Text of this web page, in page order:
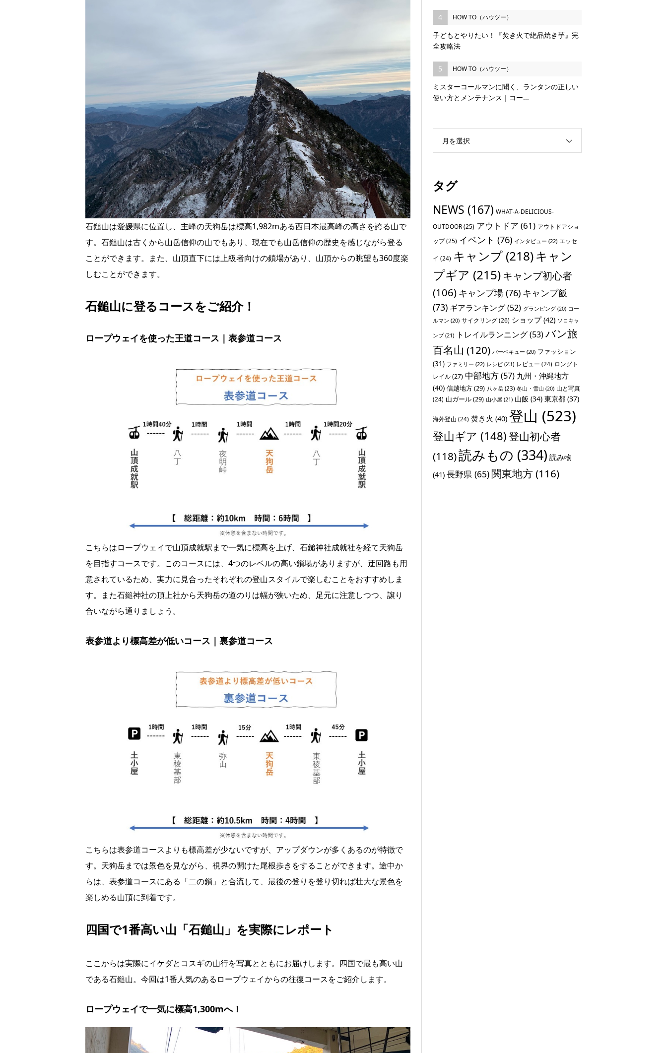
石鎚山は愛媛県に位置し、主峰の天狗岳は標高1,982mある西日本最高峰の高さを誇る山で
す。石鎚山は古くから山岳信仰の山でもあり、現在でも山岳信仰の歴史を感じながら登る
ことができます。また、山頂直下には上級者向けの鎖場があり、山頂からの眺望も360度楽
しむことができます。
石鎚山に登るコースをご紹介！
ロープウェイを使った王道コース｜表参道コース
こちらはロープウェイで山頂成就駅まで一気に標高を上げ、石鎚神社成就社を経て天狗岳
を目指すコースです。このコースには、4つのレベルの高い鎖場がありますが、迂回路も用
意されているため、実力に見合ったそれぞれの登山スタイルで楽しむことをおすすめしま
す。また石鎚神社の頂上社から天狗岳の道のりは幅が狭いため、足元に注意しつつ、譲り
合いながら通りましょう。
表参道より標高差が低いコース｜裏参道コース
こちらは表参道コースよりも標高差が少ないですが、アップダウンが多くあるのが特徴で
す。天狗岳までは景色を見ながら、視界の開けた尾根歩きをすることができます。途中か
らは、表参道コースにある「二の鎖」と合流して、最後の登りを登り切れば壮大な景色を
楽しめる山頂に到着です。
四国で1番高い山「石鎚山」を実際にレポート
ここからは実際にイケダとコスギの山行を写真とともにお届けします。四国で最も高い山
である石鎚山。今回は1番人気のあるロープウェイからの往復コースをご紹介します。
ロープウェイで一気に標高1,300mへ！
4 HOW TO（ハウツー）
子どもとやりたい！『焚き火で絶品焼き芋』完
全攻略法
5 HOW TO（ハウツー）
ミスターコールマンに聞く、ランタンの正しい
使い方とメンテナンス｜コー...
月を選択
タグ
NEWS (167) WHAT-A-DELICIOUS-
OUTDOOR(25) アウトドア (61) アウトドアショ
ップ(25) イベント (76) インタビュー (22) エッセ
イ (24) キャンプ (218)キャン
プギア (215) キャンプ初心者
(106) キャンプ場 (76) キャンプ飯
(73) ギアランキング(52) グランピング (20) コー
ルマン (20) サイクリング(26) ショップ(42) ソロキャ
ンプ(21) トレイルランニング(53)バン旅
百名山 (120) バーベキュー (20) ファッション
(31) ファミリー (22) レシピ (23) レビュー (24) ロングト
レイル(27) 中部地方(57) 九州・沖縄地方
(40) 信越地方(29) 八ヶ岳 (23) 冬山・雪山 (20) 山と写真
(24) 山ガール(29) 山小屋 (21) 山飯 (34) 東京都 (37)
海外登山 (24) 焚き火 (40) 登山 (523)
登山ギア (148)登山初心者
(118)読みもの (334) 読み物
(41) 長野県 (65)関東地方(116)